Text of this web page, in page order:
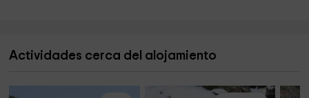
Actividades cerca del alojamiento